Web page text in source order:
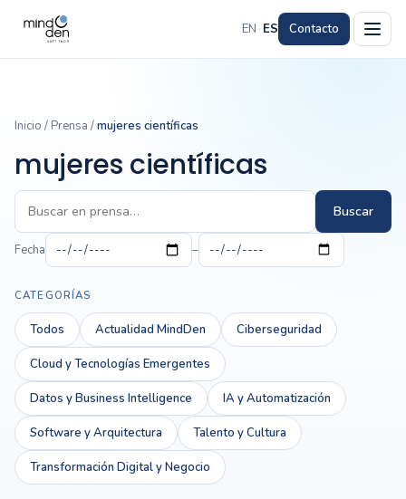
EN · ES Contacto
Inicio / Prensa /mujeres científicas
mujeres científicas
Buscar
Fecha –
CATEGORÍAS
Todos Actualidad MindDen Ciberseguridad
Cloud y Tecnologías Emergentes
Datos y Business Intelligence IA y Automatización
Software y Arquitectura Talento y Cultura
Transformación Digital y Negocio